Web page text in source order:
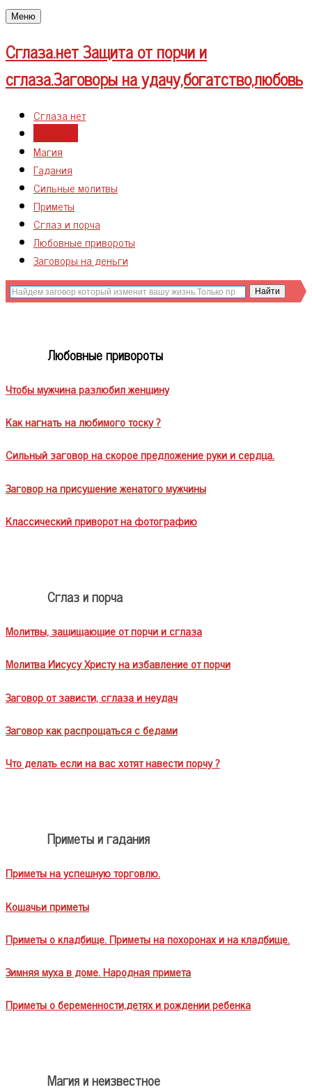
Меню
Сглаза.нетЗащита от порчи и
сглаза.Заговоры на удачу,богатство,любовь
Сглаза нет
Магия
Гадания
Сильные молитвы
Приметы
Сглаз и порча
Любовные привороты
Заговоры на деньги
Любовные привороты
Чтобы мужчина разлюбил женщину
Как нагнать на любимого тоску ?
Сильный заговор на скорое предложение руки и сердца.
Заговор на присушение женатого мужчины
Классический приворот на фотографию
Сглаз и порча
Молитвы, защищающие от порчи и сглаза
Молитва Иисусу Христу на избавление от порчи
Заговор от зависти, сглаза и неудач
Заговор как распрощаться с бедами
Что делать если на вас хотят навести порчу ?
Приметы и гадания
Приметы на успешную торговлю.
Кошачьи приметы
Приметы о кладбище. Приметы на похоронах и на кладбище.
Зимняя муха в доме. Народная примета
Приметы о беременности,детях и рождении ребенка
Магия и неизвестное